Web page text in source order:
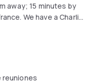
away; 15 minutes by
We have a Charlie
and a private car park
reuniones